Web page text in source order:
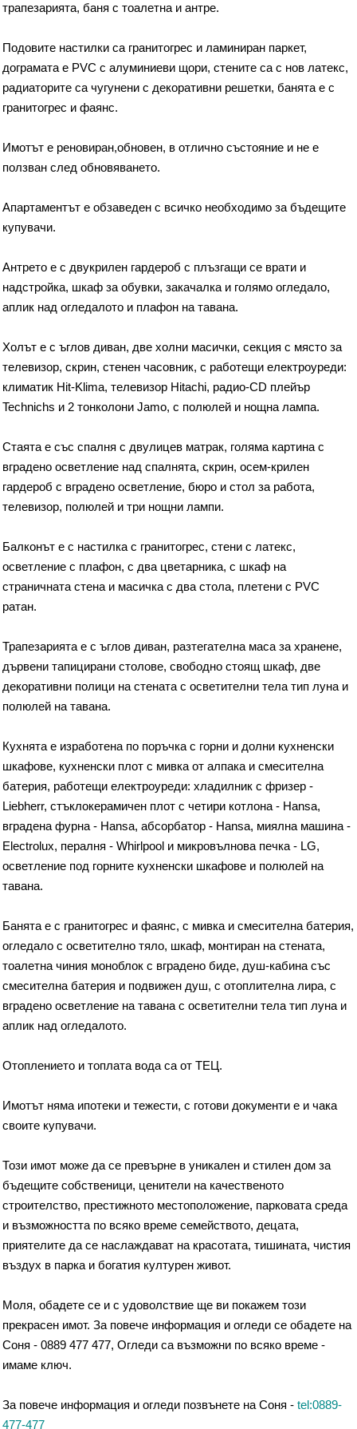
трапезарията, баня с тоалетна и антре.
Подовите настилки са гранитогрес и ламиниран паркет,
дограмата е PVC с алуминиеви щори, стените са с нов латекс,
радиаторите са чугунени с декоративни решетки, банята е с
гранитогрес и фаянс.
Имотът е реновиран,обновен, в отлично състояние и не е
ползван след обновяването.
Апартаментът е обзаведен с всичко необходимо за бъдещите
купувачи.
Антрето е с двукрилен гардероб с плъзгащи се врати и
надстройка, шкаф за обувки, закачалка и голямо огледало,
аплик над огледалото и плафон на тавана.
Холът е с ъглов диван, две холни масички, секция с място за
телевизор, скрин, стенен часовник, с работещи електроуреди:
климатик Hit-Klima, телевизор Hitachi, радио-CD плейър
Technichs и 2 тонколони Jamo, с полюлей и нощна лампа.
Стаята е със спалня с двулицев матрак, голяма картина с
вградено осветление над спалнята, скрин, осем-крилен
гардероб с вградено осветление, бюро и стол за работа,
телевизор, полюлей и три нощни лампи.
Балконът е с настилка с гранитогрес, стени с латекс,
осветление с плафон, с два цветарника, с шкаф на
страничната стена и масичка с два стола, плетени с PVC
ратан.
Трапезарията е с ъглов диван, разтегателна маса за хранене,
дървени тапицирани столове, свободно стоящ шкаф, две
декоративни полици на стената с осветителни тела тип луна и
полюлей на тавана.
Кухнята е изработена по поръчка с горни и долни кухненски
шкафове, кухненски плот с мивка от алпака и смесителна
батерия, работещи електроуреди: хладилник с фризер -
Liebherr, стъклокерамичен плот с четири котлона - Hansa,
вградена фурна - Hansa, абсорбатор - Hansa, миялна машина -
Electrolux, пералня - Whirlpool и микровълнова печка - LG,
осветление под горните кухненски шкафове и полюлей на
тавана.
Банята е с гранитогрес и фаянс, с мивка и смесителна батерия,
огледало с осветително тяло, шкаф, монтиран на стената,
тоалетна чиния моноблок с вградено биде, душ-кабина със
смесителна батерия и подвижен душ, с отоплителна лира, с
вградено осветление на тавана с осветителни тела тип луна и
аплик над огледалото.
Отоплението и топлата вода са от ТЕЦ.
Имотът няма ипотеки и тежести, с готови документи е и чака
своите купувачи.
Този имот може да се превърне в уникален и стилен дом за
бъдещите собственици, ценители на качественото
строителство, престижното местоположение, парковата среда
и възможността по всяко време семейството, децата,
приятелите да се наслаждават на красотата, тишината, чистия
въздух в парка и богатия културен живот.
Моля, обадете се и с удоволствие ще ви покажем този
прекрасен имот. За повече информация и огледи се обадете на
Соня - 0889 477 477, Огледи са възможни по всяко време -
имаме ключ.
За повече информация и огледи позвънете на Соня - tel:0889-
477-477